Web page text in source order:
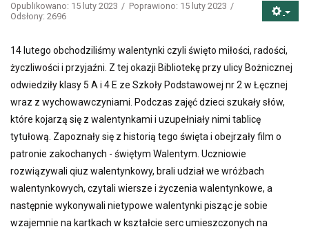
Opublikowano: 15 luty 2023
Poprawiono: 15 luty 2023
Odsłony: 2696
14 lutego obchodziliśmy walentynki czyli święto miłości, radości,
życzliwości i przyjaźni. Z tej okazji Bibliotekę przy ulicy Bożnicznej
odwiedziły klasy 5 A i 4 E ze Szkoły Podstawowej nr 2 w Łęcznej
wraz z wychowawczyniami. Podczas zajęć dzieci szukały słów,
które kojarzą się z walentynkami i uzupełniały nimi tablicę
tytułową. Zapoznały się z historią tego święta i obejrzały film o
patronie zakochanych - świętym Walentym. Uczniowie
rozwiązywali qiuz walentynkowy, brali udział we wróżbach
walentynkowych, czytali wiersze i życzenia walentynkowe, a
następnie wykonywali nietypowe walentynki pisząc je sobie
wzajemnie na kartkach w kształcie serc umieszczonych na